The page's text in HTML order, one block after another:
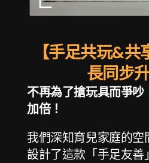
【手足共玩&
長同步升
不再為了搶玩具而爭
加倍！
我們深知育兒家庭的空
設計了這款「手足友善